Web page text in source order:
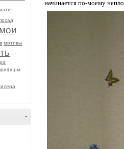
мои
мотивы
-
начинается по-моему